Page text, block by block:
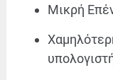
Μικρή